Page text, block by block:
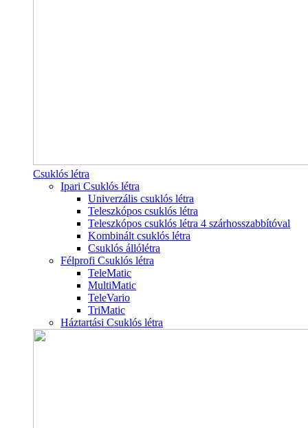
Csuklós létra
Ipari Csuklós létra
Univerzális csuklós létra
Teleszkópos csuklós létra
Teleszkópos csuklós létra 4 szárhosszabbítóval
Kombinált csuklós létra
Csuklós állólétra
Félprofi Csuklós létra
TeleMatic
MultiMatic
TeleVario
TriMatic
Háztartási Csuklós létra